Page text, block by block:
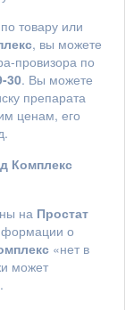
товару или
, вы можете
провизора по
30. Вы можете
препарата
ценам, его
Комплекс
на Простат
о
«нет в
может